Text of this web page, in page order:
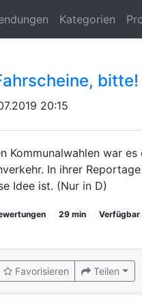
Kategorien
bitte!
20:15
Kommunalwahlen war
In ihrer
Idee ist. (Nur in D)
29 min
Favorisieren Teilen